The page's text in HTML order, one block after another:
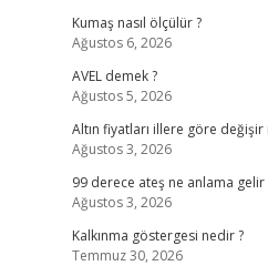
Kumaş nasıl ölçülür ?
Ağustos 6, 2026
AVEL demek ?
Ağustos 5, 2026
Altın fiyatları illere göre değişir
Ağustos 3, 2026
99 derece ateş ne anlama gelir
Ağustos 3, 2026
Kalkınma göstergesi nedir ?
Temmuz 30, 2026